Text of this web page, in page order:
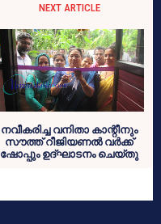
NEXT ARTICLE
നവീകരിച്ച വനിതാ കാന്റീനും
സൗത്ത് റീജിയണല്‍ വര്‍ക്ക്
ഷോപ്പും ഉദ്ഘാടനം ചെയ്തു